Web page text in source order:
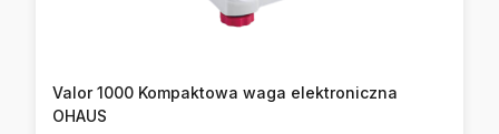
Valor 1000 Kompaktowa waga elektroniczna
OHAUS